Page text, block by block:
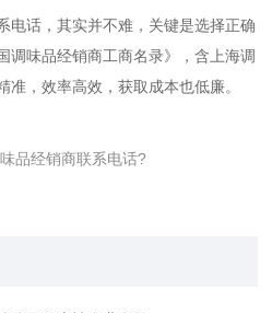
电话，其实并不难，关键是选择正确
国调味品经销商工商名录》，含上海调
，效率高效，获取成本也低廉。
品经销商联系电话?